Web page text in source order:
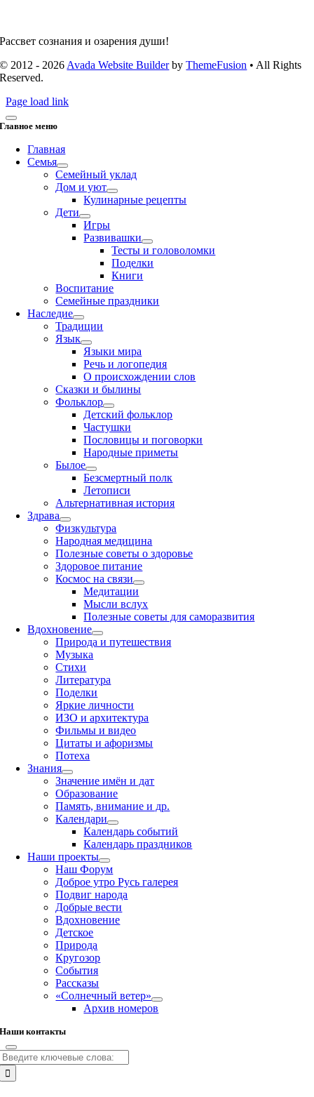
Рассвет сознания и озарения души!
© 2012 - 2026 Avada Website BuilderbyThemeFusion • All Rights
Reserved.
Page load link
Главное меню
Главная
Семья
Семейный уклад
Дом и уют
Кулинарные рецепты
Дети
Игры
Развивашки
Тесты и головоломки
Поделки
Книги
Воспитание
Семейные праздники
Наследие
Традиции
Язык
Языки мира
Речь и логопедия
О происхождении слов
Сказки и былины
Фольклор
Детский фольклор
Частушки
Пословицы и поговорки
Народные приметы
Былое
Безсмертный полк
Летописи
Альтернативная история
Здрава
Физкультура
Народная медицина
Полезные советы о здоровье
Здоровое питание
Космос на связи
Медитации
Мысли вслух
Полезные советы для саморазвития
Вдохновение
Природа и путешествия
Музыка
Стихи
Литература
Поделки
Яркие личности
ИЗО и архитектура
Фильмы и видео
Цитаты и афоризмы
Потеха
Знания
Значение имён и дат
Образование
Память, внимание и др.
Календари
Календарь событий
Календарь праздников
Наши проекты
Наш Форум
Доброе утро Русь галерея
Подвиг народа
Добрые вести
Вдохновение
Детское
Природа
Кругозор
События
Рассказы
«Солнечный ветер»
Архив номеров
Наши контакты